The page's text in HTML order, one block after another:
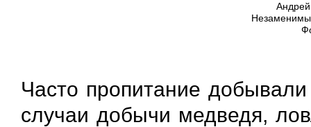
Часто пропитание
случаи добычи медведя,